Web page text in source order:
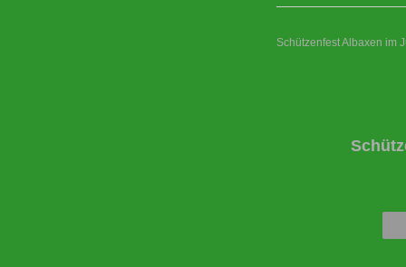
Schützenfest Albaxen im